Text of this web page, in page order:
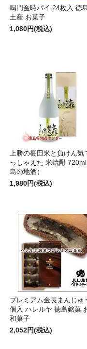
鳴門金時パイ 24枚入 徳
土産 お菓子
1,080円(税込)
上勝の棚田米と負けん気
っしゃえた 米焼酎
島の地酒）
1,980円(税込)
プレミアム金長まんじゅ
個入 ハレルヤ 徳島銘菓
和菓子
2,052円(税込)